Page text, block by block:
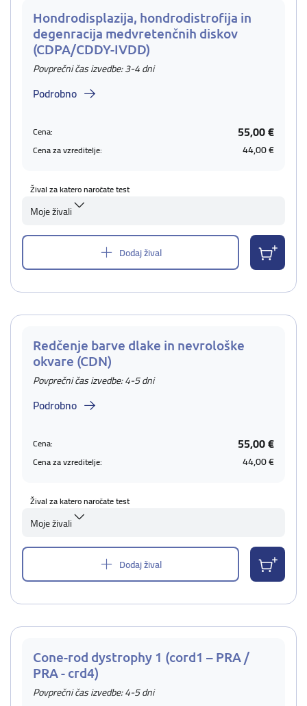
Hondrodisplazija, hondrodistrofija in
degenracija medvretenčnih diskov
(CDPA/CDDY-IVDD)
Povprečni čas izvedbe: 3-4 dni
Podrobno
Cena: 55,00 €
Cena za vzreditelje: 44,00 €
Žival za katero naročate test
Moje živali
Dodaj žival
Redčenje barve dlake in nevrološke
okvare (CDN)
Povprečni čas izvedbe: 4-5 dni
Podrobno
Cena: 55,00 €
Cena za vzreditelje: 44,00 €
Žival za katero naročate test
Moje živali
Dodaj žival
Cone-rod dystrophy 1 (cord1 – PRA /
PRA - crd4)
Povprečni čas izvedbe: 4-5 dni